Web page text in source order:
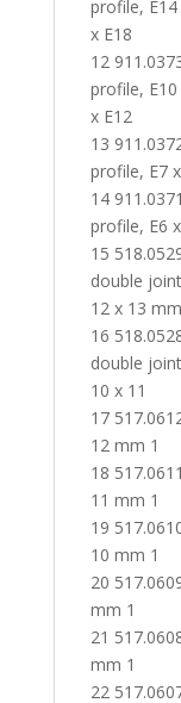
profile, E14
x E18
12
profile, E10
x E12
13
profile, E7
14
profile, E6
15
double
12 x 13 mm
16
double
10 x 11
17
12 mm 1
18
11 mm 1
19
10 mm 1
20
mm 1
21
mm 1
22